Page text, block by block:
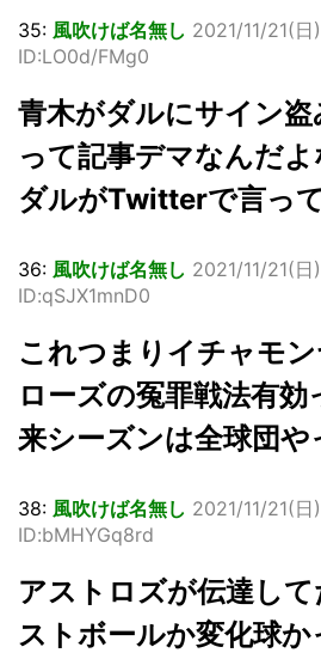
35: 風吹けば名無し 2021/11/21(日
ID:LO0d/FMg0
青木がダルにサイン盗
って記事デマなんだよ
ダルがTwitterで言っ
36: 風吹けば名無し 2021/11/21(
ID:qSJX1mnD0
これつまりイチャモ
ローズの冤罪戦法有
来シーズンは全球団
38: 風吹けば名無し 2021/11/21(日
ID:bMHYGq8rd
アストロズが伝達し
ストボールか変化球